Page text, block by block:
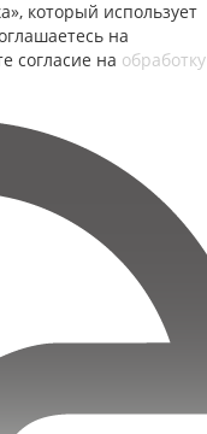
который использует
на
согласие на обработку